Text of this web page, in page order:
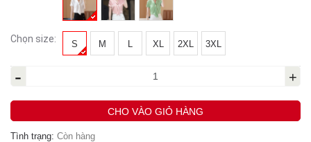
Chọn size: S M L XL 2XL 3XL
- +
CHO VÀO GIỎ HÀNG
Tình trạng: Còn hàng